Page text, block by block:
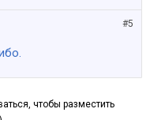
#5
чтобы разместить